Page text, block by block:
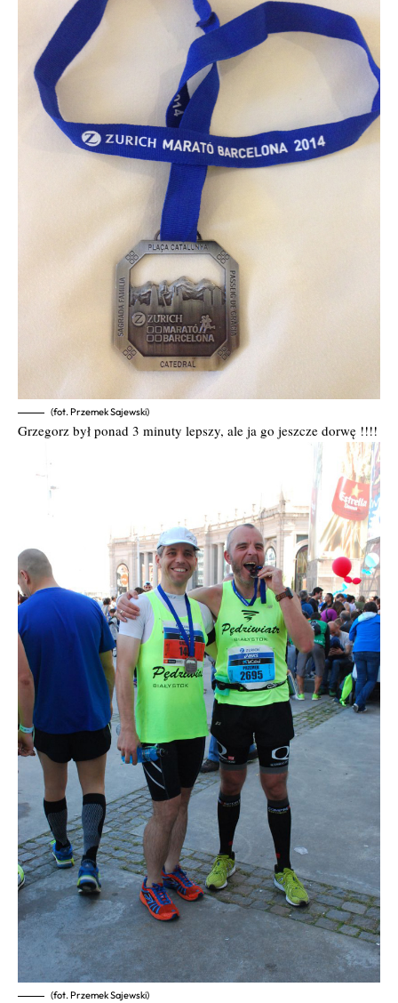
(fot. Przemek Sajewski)
Grzegorz był ponad 3 minuty lepszy, ale ja go jeszcze dorwę !!!!
(fot. Przemek Sajewski)